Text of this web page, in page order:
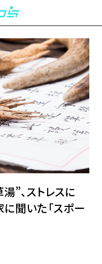
”、ストレスに
聞いた「スポー